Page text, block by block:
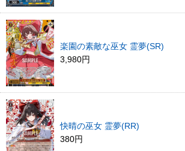
楽園の素敵な巫女 霊夢(SR)
3,980円
快晴の巫女 霊夢(RR)
380円